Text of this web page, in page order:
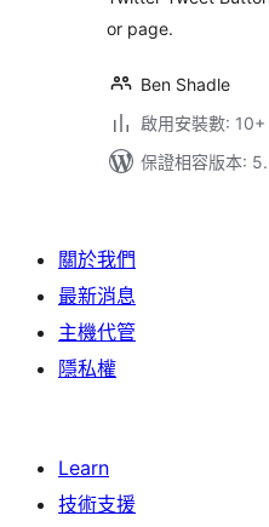
or page.
Ben Shadle
啟用安裝數: 10+
保證相容版本:
關於我們
最新消息
主機代管
隱私權
Learn
技術支援